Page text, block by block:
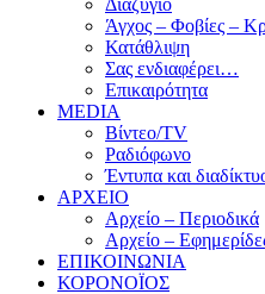
Διαζύγιο
Άγχος – Φοβίες –
Κατάθλιψη
Σας ενδιαφέρει…
Επικαιρότητα
MEDIA
Βίντεο/TV
Ραδιόφωνο
Έντυπα και
ΑΡΧΕΙΟ
Αρχείο – Περιοδικά
Αρχείο –
ΕΠΙΚΟΙΝΩΝΙΑ
ΚΟΡΟΝΟΪΟΣ